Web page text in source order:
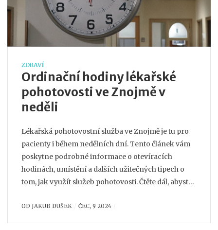
ZDRAVÍ
Ordinační hodiny lékařské
pohotovosti ve Znojmě v
neděli
Lékařská pohotovostní služba ve Znojmě je tu pro
pacienty i během nedělních dní. Tento článek vám
poskytne podrobné informace o otevíracích
hodinách, umístění a dalších užitečných tipech o
tom, jak využít služeb pohotovosti. Čtěte dál, abyste
energii.
OD JAKUB DUŠEK ČEC, 9 2024